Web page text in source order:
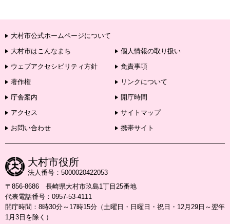
大村市公式ホームページについて
大村市はこんなまち
個人情報の取り扱い
ウェブアクセシビリティ方針
免責事項
著作権
リンクについて
庁舎案内
開庁時間
アクセス
サイトマップ
お問い合わせ
携帯サイト
大村市役所
法人番号：5000020422053
〒856-8686 長崎県大村市玖島1丁目25番地
代表電話番号：0957-53-4111
開庁時間：8時30分～17時15分（土曜日・日曜日・祝日・12月29日～翌年
1月3日を除く）